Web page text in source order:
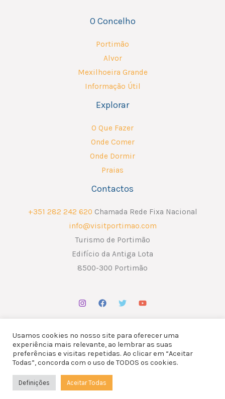
O Concelho
Portimão
Alvor
Mexilhoeira Grande
Informação Útil
Explorar
O Que Fazer
Onde Comer
Onde Dormir
Praias
Contactos
+351 282 242 620 Chamada Rede Fixa Nacional
info@visitportimao.com
Turismo de Portimão
Edifício da Antiga Lota
8500-300 Portimão
Copyright © 2026 ATP - Associação Turismo de Portimão.
Design por
Usamos cookies no nosso site para oferecer uma
experiência mais relevante, ao lembrar as suas
preferências e visitas repetidas. Ao clicar em “Aceitar
Todas”, concorda com o uso de TODOS os cookies.
Definições Aceitar Todas